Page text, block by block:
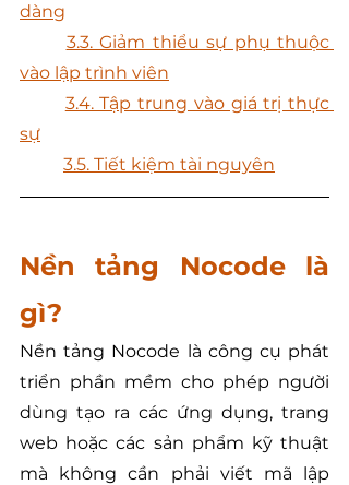
dàng
vào lập trình viên
sự
	3.5. Tiết kiệm tài nguyên
Nền tảng Nocode là
gì?
Nền tảng Nocode là công cụ phát
triển phần mềm cho phép người
dùng tạo ra các ứng dụng, trang
web hoặc các sản phẩm kỹ thuật
mà không cần phải viết mã lập